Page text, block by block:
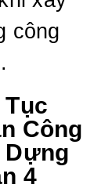
công
Tục
Công
Dựng
4